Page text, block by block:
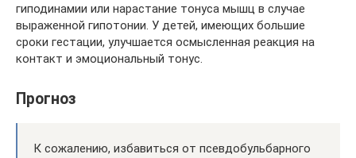
гиподинамии или нарастание тонуса мышц в случае
выраженной гипотонии. У детей, имеющих большие
сроки гестации, улучшается осмысленная реакция на
контакт и эмоциональный тонус.
Прогноз
К сожалению, избавиться от псевдобульбарного